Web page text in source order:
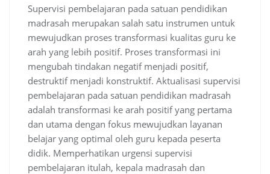
Supervisi pembelajaran pada satuan pendidikan
madrasah merupakan salah satu instrumen untuk
mewujudkan proses transformasi kualitas guru ke
arah yang lebih positif. Proses transformasi ini
mengubah tindakan negatif menjadi positif,
destruktif menjadi konstruktif. Aktualisasi supervisi
pembelajaran pada satuan pendidikan madrasah
adalah transformasi ke arah positif yang pertama
dan utama dengan fokus mewujudkan layanan
belajar yang optimal oleh guru kepada peserta
didik. Memperhatikan urgensi supervisi
pembelajaran itulah, kepala madrasah dan